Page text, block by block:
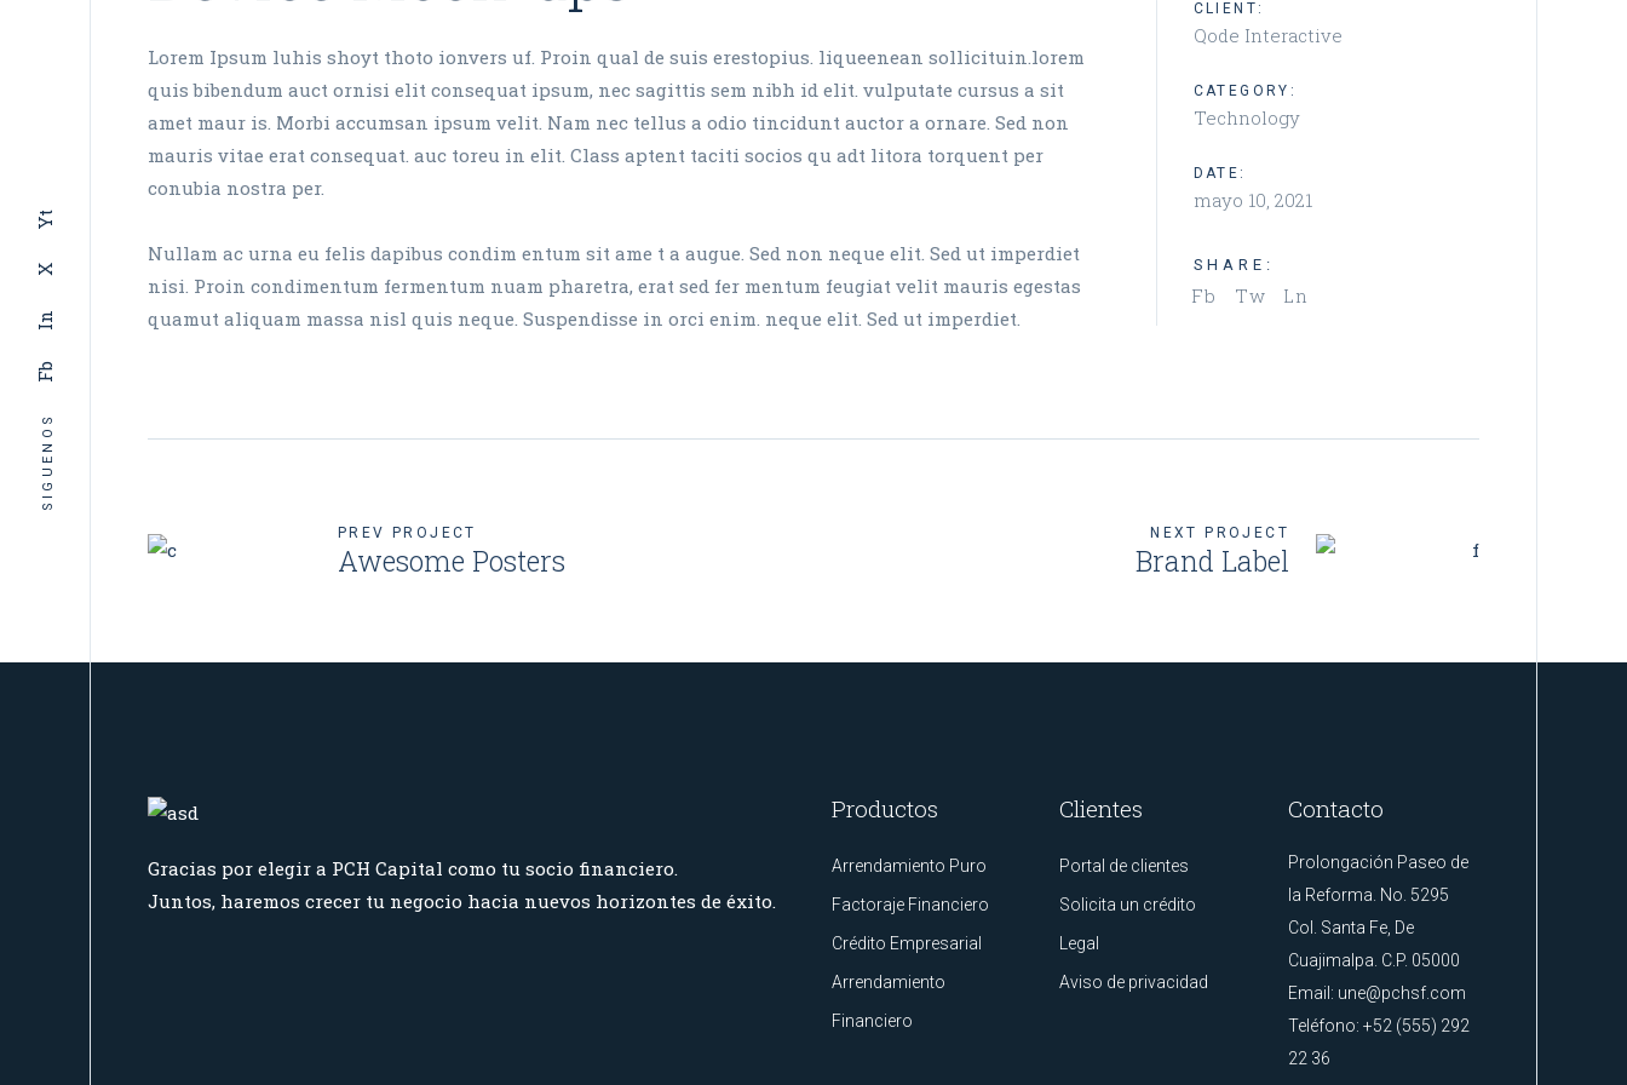
SIGUENOS
Fb
In
X
Yt
Lorem Ipsum luhis shoyt thoto ionvers uf. Proin qual de suis erestopius. liqueenean sollicituin.lorem
quis bibendum auct ornisi elit consequat ipsum, nec sagittis sem nibh id elit. vulputate cursus a sit
amet maur is. Morbi accumsan ipsum velit. Nam nec tellus a odio tincidunt auctor a ornare. Sed non
mauris vitae erat consequat. auc toreu in elit. Class aptent taciti socios qu adt litora torquent per
conubia nostra per.
Nullam ac urna eu felis dapibus condim entum sit ame t a augue. Sed non neque elit. Sed ut imperdiet
nisi. Proin condimentum fermentum nuam pharetra, erat sed fer mentum feugiat velit mauris egestas
quamut aliquam massa nisl quis neque. Suspendisse in orci enim. neque elit. Sed ut imperdiet.
CLIENT:
Qode Interactive
CATEGORY:
Technology
DATE:
mayo 10, 2021
SHARE:
Fb Tw Ln
PREV PROJECT
Awesome Posters
NEXT PROJECT
Brand Label
Gracias por elegir a PCH Capital como tu socio financiero.
Juntos, haremos crecer tu negocio hacia nuevos horizontes de éxito.
Productos
Arrendamiento Puro
Factoraje Financiero
Crédito Empresarial
Arrendamiento
Financiero
Clientes
Portal de clientes
Solicita un crédito
Legal
Aviso de privacidad
Contacto
Prolongación Paseo de
la Reforma. No. 5295
Col. Santa Fe, De
Cuajimalpa. C.P. 05000
Email: une@pchsf.com
Teléfono: +52 (555) 292
22 36